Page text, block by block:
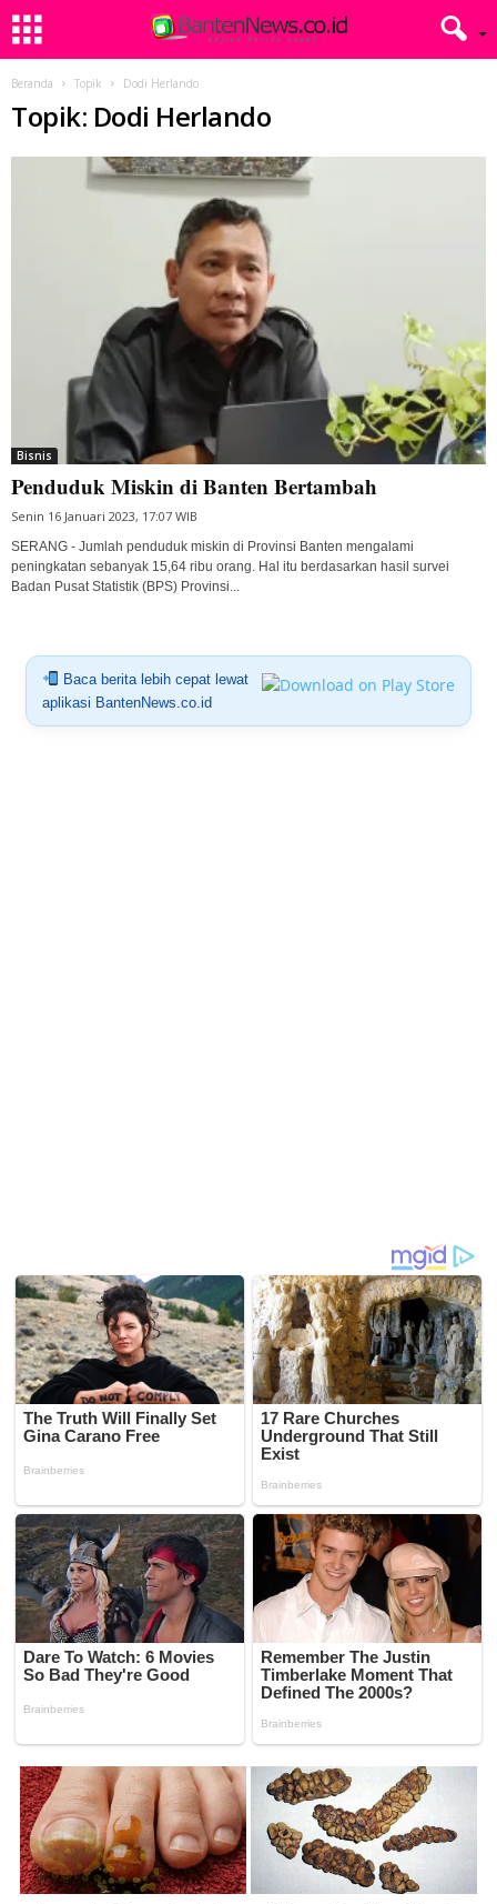
Beranda Topik Dodi Herlando
Topik: Dodi Herlando
Bisnis
Penduduk Miskin di Banten Bertambah
Senin 16 Januari 2023, 17:07 WIB
SERANG - Jumlah penduduk miskin di Provinsi Banten mengalami
peningkatan sebanyak 15,64 ribu orang. Hal itu berdasarkan hasil survei
Badan Pusat Statistik (BPS) Provinsi...
Baca berita lebih cepat lewat
aplikasi BantenNews.co.id